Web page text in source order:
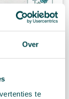
Over
te